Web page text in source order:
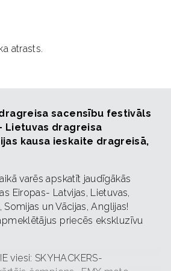
atrasts.
sacensību festivāls
Lietuvas dragreisa
kausa ieskaite dragreisā,
varēs apskatīt jaudīgākās
Eiropas- Latvijas, Lietuvas,
Somijas un Vācijas, Anglijas!
priecēs ekskluzīvu
viesi: SKYHACKERS-